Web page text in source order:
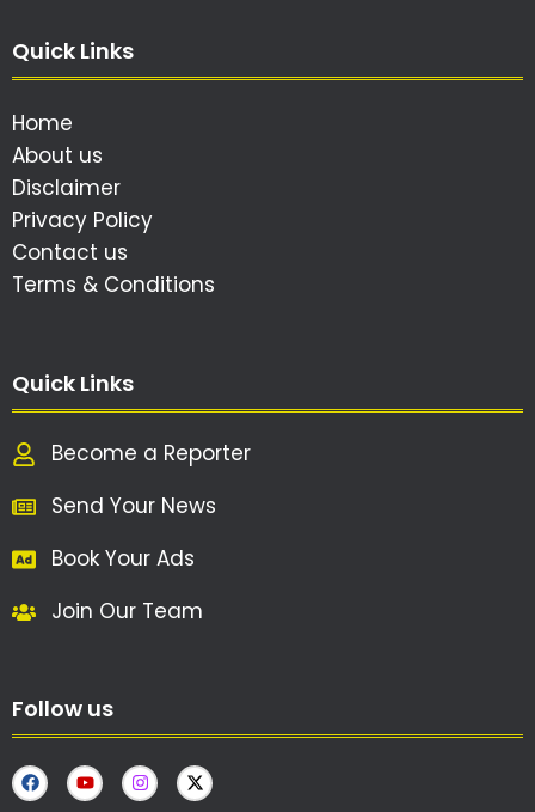
Quick Links
Home
About us
Disclaimer
Privacy Policy
Contact us
Terms & Conditions
Quick Links
Become a Reporter
Send Your News
Book Your Ads
Join Our Team
Follow us